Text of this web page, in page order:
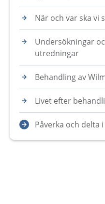
När och var ska vi
Undersökningar
utredningar
Behandling av
Livet efter
Påverka och delta